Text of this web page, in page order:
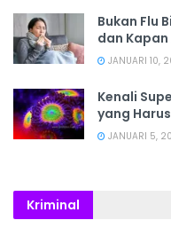
Bukan Flu
dan
JANUARI 10,
Kenali
yang
JANUARI 5,
Kriminal